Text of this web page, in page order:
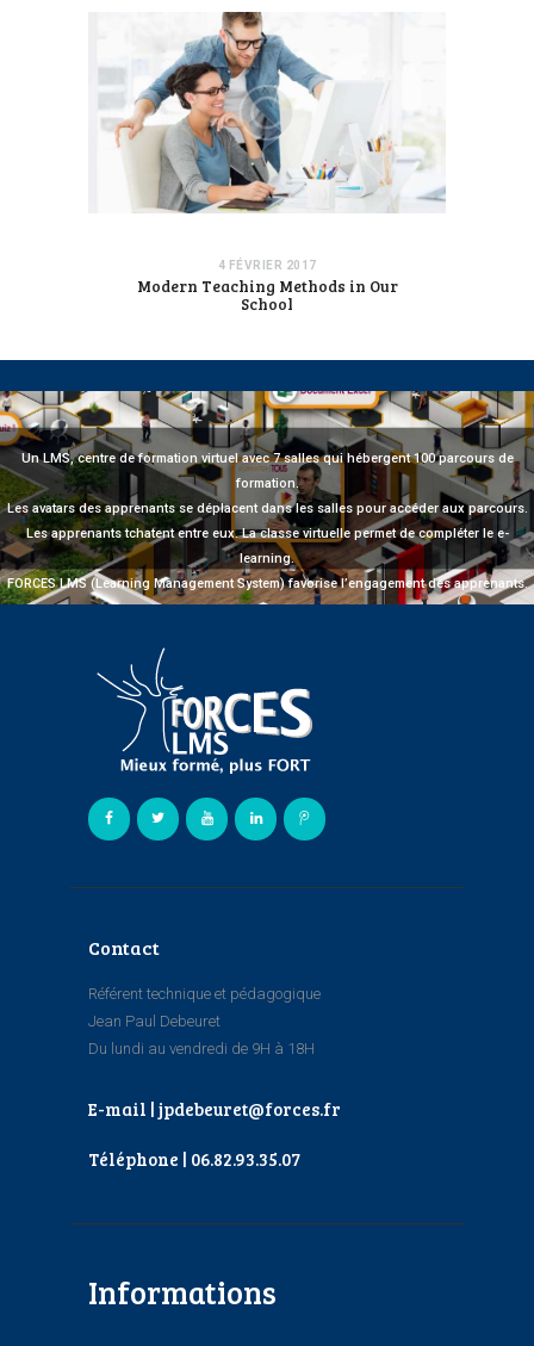
4 FÉVRIER 2017
Modern Teaching Methods in Our
School
Un LMS, centre de formation virtuel avec 7 salles qui hébergent 100 parcours de
formation.
Les avatars des apprenants se déplacent dans les salles pour accéder aux parcours.
Les apprenants tchatent entre eux. La classe virtuelle permet de compléter le e-
learning.
FORCES LMS (Learning Management System) favorise l’engagement des apprenants.
Contact
Référent technique et pédagogique
Jean Paul Debeuret
Du lundi au vendredi de 9H à 18H
E-mail | jpdebeuret@forces.fr
Téléphone | 06.82.93.35.07
Informations